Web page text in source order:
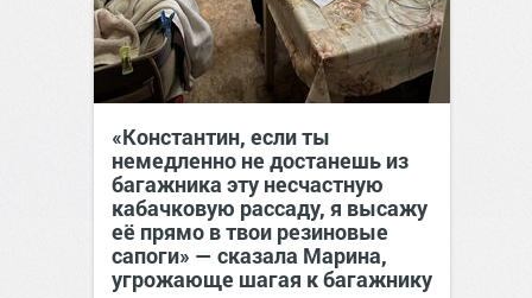
«Константин, если ты
немедленно не достанешь из
багажника эту несчастную
кабачковую рассаду, я высажу
её прямо в твои резиновые
сапоги» — сказала Марина,
угрожающе шагая к багажнику